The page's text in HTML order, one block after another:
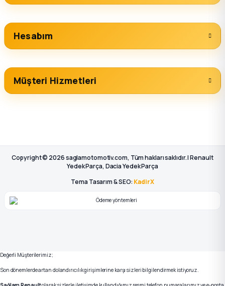
Hesabım
Müşteri Hizmetleri
Copyright © 2026 saglamotomotiv.com, Tüm hakları saklıdır. | Renault
Yedek Parça, Dacia Yedek Parça
Tema Tasarım & SEO: KadirX
Değerli Müşterilerimiz;
Son dönemlerde artan dolandırıcılık girişimlerine karşı sizleri bilgilendirmek istiyoruz.